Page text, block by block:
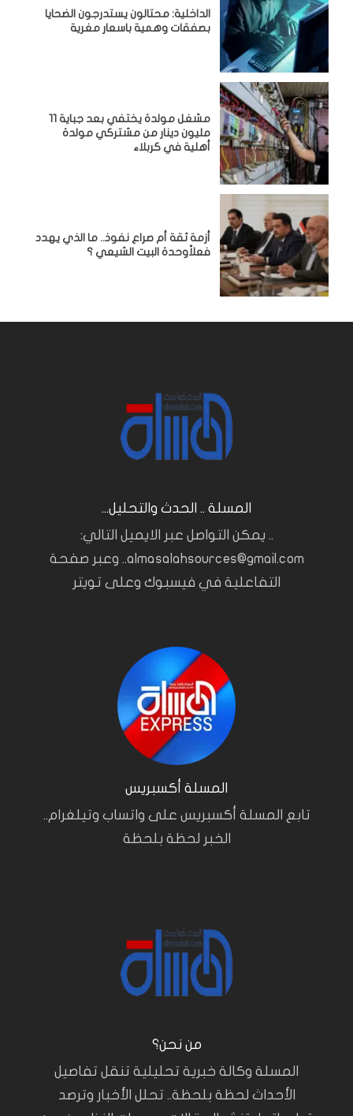
الداخلية: محتالون يستدرجون الضحايا
بصفقات وهمية باسعار مغرية
مشغل مولدة يختفي بعد جباية 11
مليون دينار من مشتركي مولدة
أهلية في كربلاء
أزمة ثقة أم صراع نفوذ.. ما الذي يهدد
فعلاًوحدة البيت الشيعي ؟
المسلة .. الحدث والتحليل...
.. يمكن التواصل عبر الايميل التالي:
almasalahsources@gmail.com.. وعبر صفحة
التفاعلية في فيسبوك وعلى تويتر
المسلة أكسبريس
تابع المسلة أكسبريس على واتساب وتيلغرام..
الخبر لحظة بلحظة
من نحن؟
المسلة وكالة خبرية تحليلية تنقل تفاصيل
الأحداث لحظة بلحظة.. تحلل الأخبار وترصد